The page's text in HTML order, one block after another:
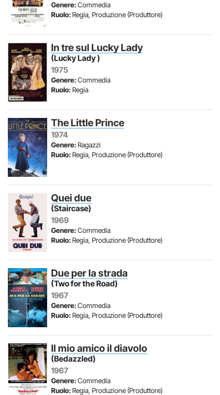
Genere:Commedia
Ruolo: Regia, Produzione (Produttore)
In tre sul Lucky Lady
(Lucky Lady )
1975
Genere:Commedia
Ruolo: Regia
The Little Prince
1974
Genere: Ragazzi
Ruolo: Regia, Produzione (Produttore)
Quei due
(Staircase)
1969
Genere:Commedia
Ruolo: Regia, Produzione (Produttore)
Due per la strada
(Two for the Road)
1967
Genere:Commedia
Ruolo: Regia, Produzione (Produttore)
Il mio amico il diavolo
(Bedazzled)
1967
Genere:Commedia
Ruolo: Regia, Produzione (Produttore)